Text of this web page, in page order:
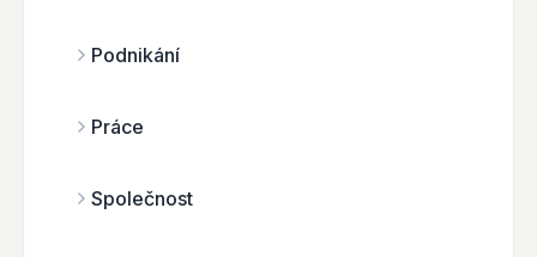
Podnikání
Práce
Společnost